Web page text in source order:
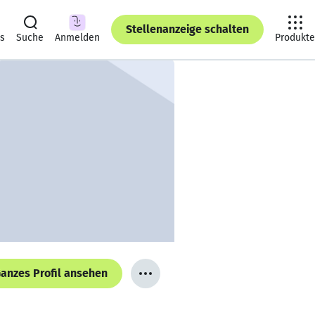
Suche Anmelden
Stellenanzeige schalten
Produkte
Profil ansehen